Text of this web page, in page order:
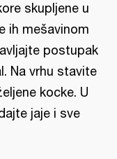
skupljene u
ih mešavinom
postupak
Na vrhu stavite
kocke. U
jaje i sve